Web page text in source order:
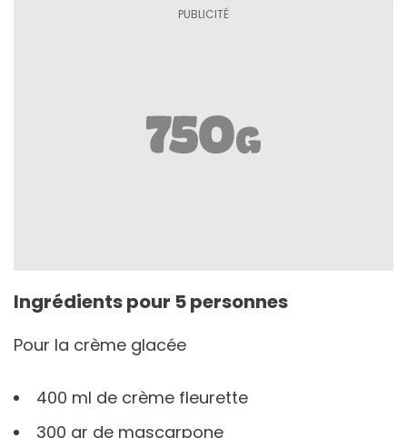
Ingrédients pour 5 personnes
Pour la crème glacée
400 ml de crème fleurette
300 gr de mascarpone